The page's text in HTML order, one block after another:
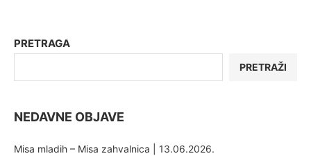
PRETRAGA
PRETRAŽI
NEDAVNE OBJAVE
Misa mladih – Misa zahvalnica | 13.06.2026.